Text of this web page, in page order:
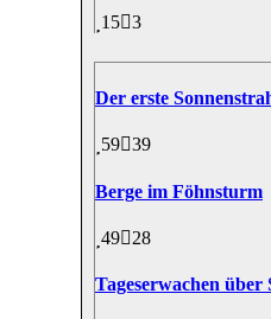
15 3
Der erste
59 39
Berge im Föhnsturm
49 28
Tageserwachen über